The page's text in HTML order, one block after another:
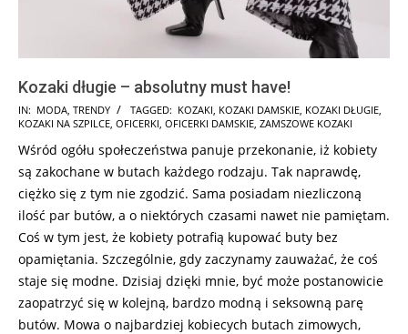
Kozaki długie – absolutny must have!
2018-
01-
02
IN: MODA TRENDY TAGGED: KOZAKI KOZAKI DAMSKIE KOZAKI DŁUGIE
KOZAKI NA SZPILCE OFICERKI OFICERKI DAMSKIE ZAMSZOWE KOZAKI
Wśród ogółu społeczeństwa panuje przekonanie, iż kobiety
są zakochane w butach każdego rodzaju. Tak naprawdę,
ciężko się z tym nie zgodzić. Sama posiadam niezliczoną
ilość par butów, a o niektórych czasami nawet nie pamiętam.
Coś w tym jest, że kobiety potrafią kupować buty bez
opamiętania. Szczególnie, gdy zaczynamy zauważać, że coś
staje się modne. Dzisiaj dzięki mnie, być może postanowicie
zaopatrzyć się w kolejną, bardzo modną i seksowną parę
butów. Mowa o najbardziej kobiecych butach zimowych,